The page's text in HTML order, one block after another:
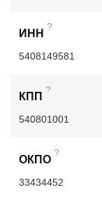
ИНН
?
5408149581
КПП
?
540801001
ОКПО
?
33434452